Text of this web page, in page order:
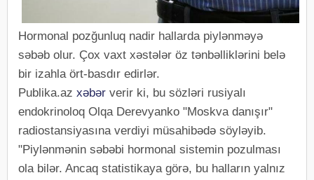
Hormonal pozğunluq nadir hallarda piylənməyə
səbəb olur. Çox vaxt xəstələr öz tənbəlliklərini belə
bir izahla ört-basdır edirlər.
Publika.az xəbər verir ki, bu sözləri rusiyalı
endokrinoloq Olqa Derevyanko "Moskva danışır"
radiostansiyasına verdiyi müsahibədə söyləyib.
"Piylənmənin səbəbi hormonal sistemin pozulması
ola bilər. Ancaq statistikaya görə, bu halların yalnız